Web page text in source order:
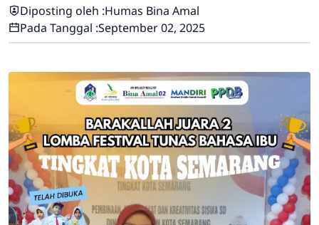
Diposting oleh :Humas Bina Amal
Pada Tanggal :September 02, 2025